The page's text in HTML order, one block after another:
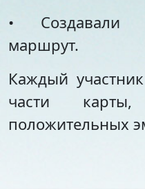
• Создавали
маршрут.
Каждый
части
положительных